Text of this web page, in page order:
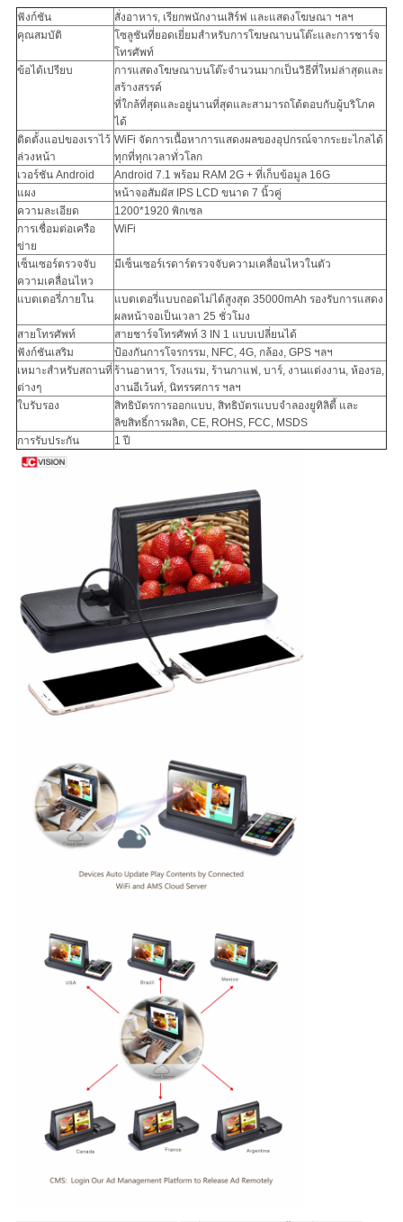
ฟังก์ชัน
สั่งอาหาร, เรียกพนักงานเสิร์ฟ และแสดงโฆษณา ฯลฯ
คุณสมบัติ
โซลูชันที่ยอดเยี่ยมสำหรับการโฆษณาบนโต๊ะและการชาร์จ
โทรศัพท์
ข้อได้เปรียบ
การแสดงโฆษณาบนโต๊ะจำนวนมากเป็นวิธีที่ใหม่ล่าสุดและ
สร้างสรรค์
ที่ใกล้ที่สุดและอยู่นานที่สุดและสามารถโต้ตอบกับผู้บริโภค
ได้
ติดตั้งแอปของเราไว้
ล่วงหน้า
WiFi จัดการเนื้อหาการแสดงผลของอุปกรณ์จากระยะไกลได้
ทุกที่ทุกเวลาทั่วโลก
เวอร์ชัน Android
Android 7.1 พร้อม RAM 2G + ที่เก็บข้อมูล 16G
แผง
หน้าจอสัมผัส IPS LCD ขนาด 7 นิ้วคู่
ความละเอียด
1200*1920 พิกเซล
การเชื่อมต่อเครือ
ข่าย
WiFi
เซ็นเซอร์ตรวจจับ
ความเคลื่อนไหว
มีเซ็นเซอร์เรดาร์ตรวจจับความเคลื่อนไหวในตัว
แบตเตอรี่ภายใน
แบตเตอรี่แบบถอดไม่ได้สูงสุด 35000mAh รองรับการแสดง
ผลหน้าจอเป็นเวลา 25 ชั่วโมง
สายโทรศัพท์
สายชาร์จโทรศัพท์ 3 IN 1 แบบเปลี่ยนได้
ฟังก์ชันเสริม
ป้องกันการโจรกรรม, NFC, 4G, กล้อง, GPS ฯลฯ
เหมาะสำหรับสถานที่
ต่างๆ
ร้านอาหาร, โรงแรม, ร้านกาแฟ, บาร์, งานแต่งงาน, ห้องรอ,
งานอีเว้นท์, นิทรรศการ ฯลฯ
ใบรับรอง
สิทธิบัตรการออกแบบ, สิทธิบัตรแบบจำลองยูทิลิตี้ และ
ลิขสิทธิ์การผลิต, CE, ROHS, FCC, MSDS
การรับประกัน
1 ปี